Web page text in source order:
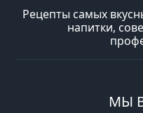
Рецепты самых
напитки,
МЫ